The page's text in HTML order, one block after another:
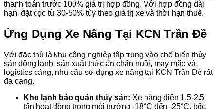
thanh toán trước 100% giá trị hợp đồng. Với hợp đồng dài
hạn, đặt cọc từ 30-50% tùy theo giá trị xe và thời hạn thuê.
Ứng Dụng Xe Nâng Tại KCN Trần Đề
Với đặc thù là khu công nghiệp tập trung vào chế biến thủy
sản đông lạnh, sản xuất thức ăn chăn nuôi, may mặc và
logistics cảng, nhu cầu sử dụng xe nâng tại KCN Trần Đề rất
đa dạng.
Kho lạnh bảo quản thủy sản: Xe nâng điện 1.5-2.5
tấn hoạt động trong môi trường -18°C đến -25°C, bốc